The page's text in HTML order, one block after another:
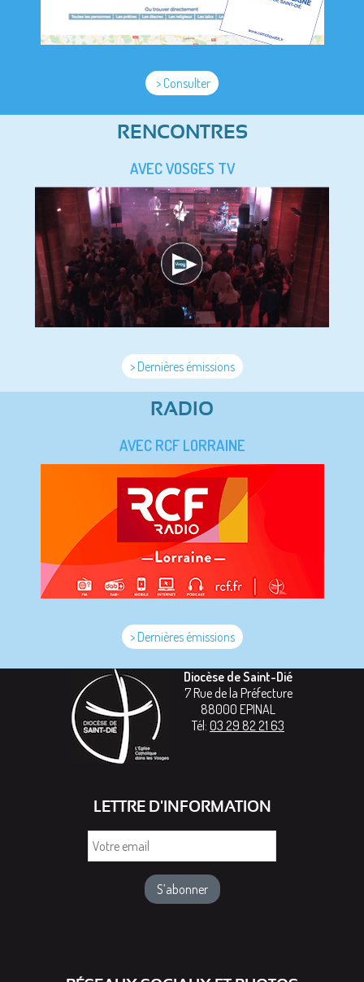
> Consulter
RENCONTRES
AVEC VOSGES TV
> Dernières émissions
RADIO
AVEC RCF LORRAINE
> Dernières émissions
Diocèse de Saint-Dié
7 Rue de la Préfecture
88000 EPINAL
Tél: 03 29 82 21 63
LETTRE D'INFORMATION